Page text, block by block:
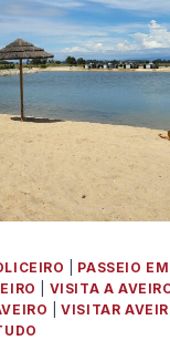
PASSEIO
VISITA A
|VISITAR